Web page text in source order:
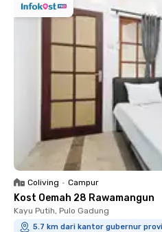
Coliving • Campur
Kost Oemah 28 Rawamangun
Kayu Putih, Pulo Gadung
5.7 km dari kantor gubernur